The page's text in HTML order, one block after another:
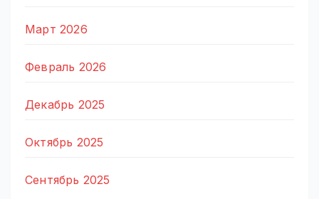
Март 2026
Февраль 2026
Декабрь 2025
Октябрь 2025
Сентябрь 2025